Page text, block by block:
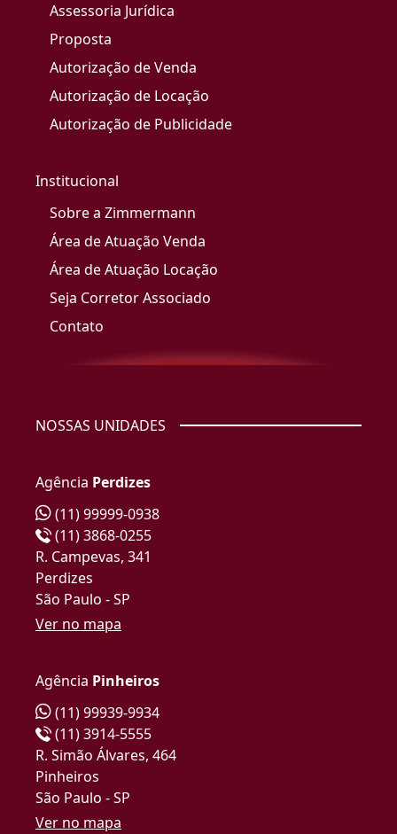
Assessoria Jurídica
Proposta
Autorização de Venda
Autorização de Locação
Autorização de Publicidade
Institucional
Sobre a Zimmermann
Área de Atuação Venda
Área de Atuação Locação
Seja Corretor Associado
Contato
NOSSAS UNIDADES
Agência Perdizes
(11) 99999-0938
(11) 3868-0255
R. Campevas, 341
Perdizes
São Paulo - SP
Ver no mapa
Agência Pinheiros
(11) 99939-9934
(11) 3914-5555
R. Simão Álvares, 464
Pinheiros
São Paulo - SP
Ver no mapa